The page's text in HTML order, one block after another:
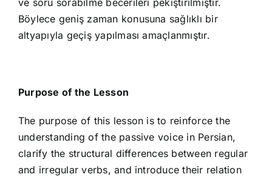
ve soru sorabilme becerileri pekiştirilmiştir.
Böylece geniş zaman konusuna sağlıklı bir
altyapıyla geçiş yapılması amaçlanmıştır.
Purpose of the Lesson
The purpose of this lesson is to reinforce the
understanding of the passive voice in Persian,
clarify the structural differences between regular
and irregular verbs, and introduce their relation